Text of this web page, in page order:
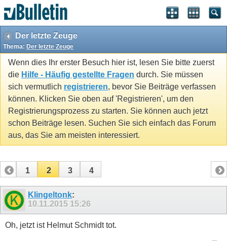
Der letzte Zeuge
Thema: Der letzte Zeuge
Wenn dies Ihr erster Besuch hier ist, lesen Sie bitte zuerst
die Hilfe - Häufig gestellte Fragen durch. Sie müssen
sich vermutlich registrieren, bevor Sie Beiträge verfassen
können. Klicken Sie oben auf 'Registrieren', um den
Registrierungsprozess zu starten. Sie können auch jetzt
schon Beiträge lesen. Suchen Sie sich einfach das Forum
aus, das Sie am meisten interessiert.
1 2 3 4
Klingeltonk:
10.11.2015 15:26
Oh, jetzt ist Helmut Schmidt tot.